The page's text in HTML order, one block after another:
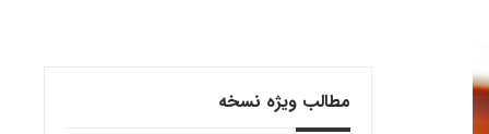
مطالب ویژه نسخه